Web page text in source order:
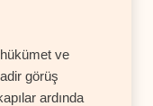
ve
görüş
ardında